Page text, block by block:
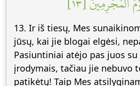
13. Ir iš tiesų, Mes
jūsų, kai jie blogai elgėsi,
Pasiuntiniai atėjo pas juos su
įrodymais, tačiau jie nebuvo
patikėtų! Taip Mes